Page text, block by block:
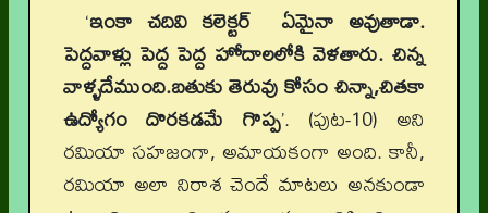
‘ఇంకా చదివి కలెక్టర్ ఏమైనా అవుతాడా.
పెద్దవాళ్లు పెద్ద పెద్ద హోదాలలోకి వెళతారు. చిన్న
వాళ్ళదేముంది.బతుకు తెరువు కోసం చిన్నా,చితకా
ఉద్యోగం దొరకడమే గొప్ప’. (పుట-10) అని
రమియా సహజంగా, అమాయకంగా అంది. కానీ,
రమియా అలా నిరాశ చెందే మాటలు అనకుండా